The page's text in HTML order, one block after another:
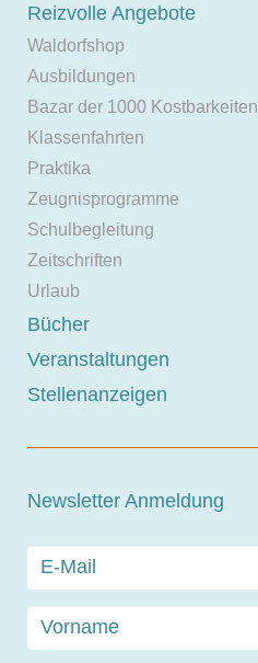
Reizvolle Angebote
Waldorfshop
Ausbildungen
Bazar der 1000 Kostbarkeiten
Klassenfahrten
Praktika
Zeugnisprogramme
Schulbegleitung
Zeitschriften
Urlaub
Bücher
Veranstaltungen
Stellenanzeigen
Newsletter Anmeldung